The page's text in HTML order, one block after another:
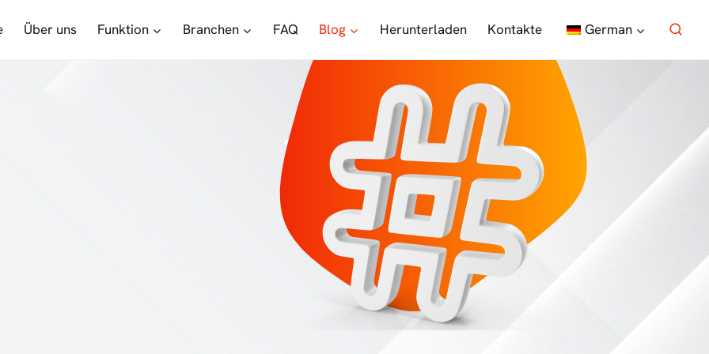
Über uns Funktion Branchen FAQ Blog Herunterladen Kontakte German